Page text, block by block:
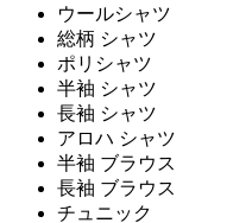
ウールシャツ
総柄 シャツ
ポリシャツ
半袖 シャツ
長袖 シャツ
アロハ シャツ
半袖 ブラウス
長袖 ブラウス
チュニック